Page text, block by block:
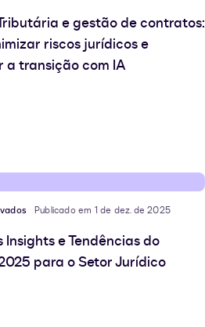
e gestão de contratos:
riscos jurídicos e
transição com IA
Publicado em 1 de dez. de 2025
Insights e Tendências do
para o Setor Jurídico